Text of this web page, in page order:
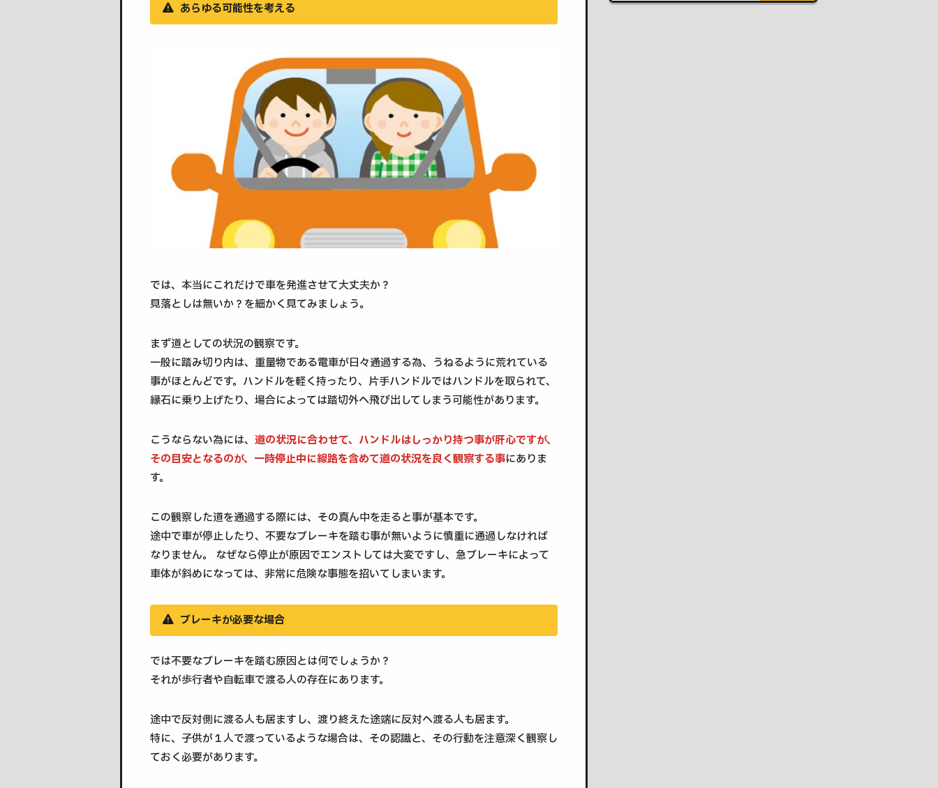
あらゆる可能性を考える
では、本当にこれだけで車を発進させて大丈夫か？
見落としは無いか？を細かく見てみましょう。
まず道としての状況の観察です。
一般に踏み切り内は、重量物である電車が日々通過する為、うねるように荒れている
事がほとんどです。ハンドルを軽く持ったり、片手ハンドルではハンドルを取られて、
縁石に乗り上げたり、場合によっては踏切外へ飛び出してしまう可能性があります。
こうならない為には、 道の状況に合わせて、ハンドルはしっかり持つ事が肝心ですが、
その目安となるのが、一時停止中に線路を含めて道の状況を良く観察する事にありま
す。
この観察した道を通過する際には、その真ん中を走ると事が基本です。
途中で車が停止したり、不要なブレーキを踏む事が無いように慎重に通過しなければ
なりません。 なぜなら停止が原因でエンストしては大変ですし、急ブレーキによって
車体が斜めになっては、非常に危険な事態を招いてしまいます。
ブレーキが必要な場合
では不要なブレーキを踏む原因とは何でしょうか？
それが歩行者や自転車で渡る人の存在にあります。
途中で反対側に渡る人も居ますし、渡り終えた途端に反対へ渡る人も居ます。
特に、子供が１人で渡っているような場合は、その認識と、その行動を注意深く観察し
ておく必要があります。